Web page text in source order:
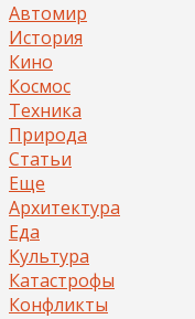
Автомир
История
Кино
Космос
Техника
Природа
Статьи
Еще
Архитектура
Еда
Культура
Катастрофы
Конфликты